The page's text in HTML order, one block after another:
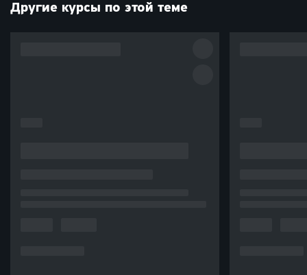
Другие курсы по этой теме